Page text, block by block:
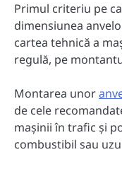
Primul criteriu pe
dimensiunea
cartea tehnică a
regulă, pe
Montarea unor
de cele
mașinii în trafic și
combustibil sau